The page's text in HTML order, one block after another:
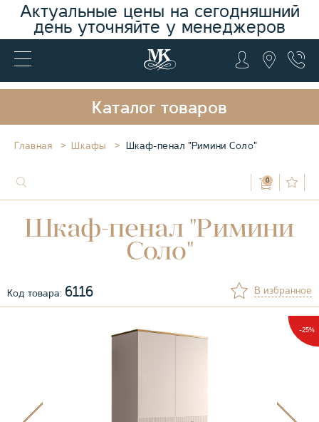
Актуальные цены на сегодняшний
день уточняйте у менеджеров
Каталог товаров
Главная Шкафы Шкаф-пенал "Римини Соло"
0
Шкаф-пенал "Римини
Соло"
Код товара: 6116 В избранное
-25%